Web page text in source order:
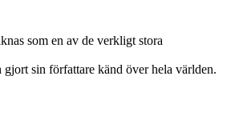
som en av de verkligt stora
sin författare känd över hela världen.